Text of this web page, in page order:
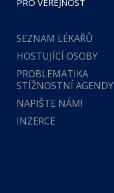
PRO VEŘEJNOST
SEZNAM LÉKAŘŮ
HOSTUJÍCÍ OSOBY
PROBLEMATIKA
STÍŽNOSTNÍ AGENDY
NAPIŠTE NÁM!
INZERCE